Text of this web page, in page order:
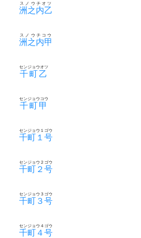
洲之内乙
スノウチオツ
洲之内甲
スノウチコウ
千町乙
センジョウオツ
千町甲
センジョウコウ
千町１号
センジョウ１ゴウ
千町２号
センジョウ２ゴウ
千町３号
センジョウ３ゴウ
千町４号
センジョウ４ゴウ